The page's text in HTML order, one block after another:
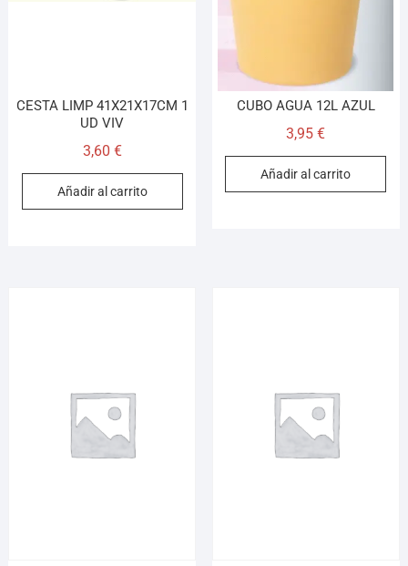
CESTA LIMP 41X21X17CM 1
UD VIV
3,60 €
Añadir al carrito
CUBO AGUA 12L AZUL
3,95€
Añadir al carrito